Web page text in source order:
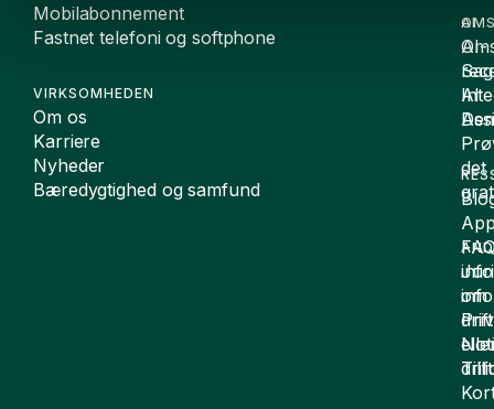
Mobilabonnement
Fastnet telefoni og softphone
VIRKSOMHEDEN
Om os
Karriere
Nyheder
Bæredygtighed og samfund
om
drift
AI
AI-
AI
det